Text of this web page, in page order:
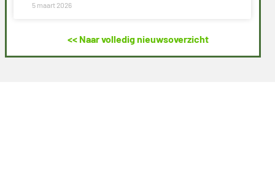
5 maart 2026
<< Naar volledig nieuwsoverzicht